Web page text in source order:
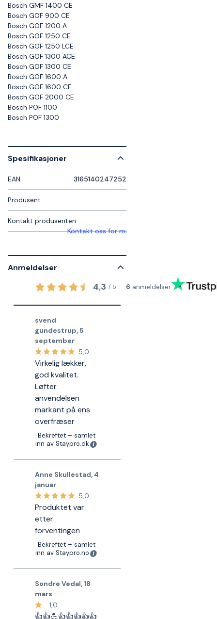
Bosch GMF 1400 CE
Bosch GOF 900 CE
Bosch GOF 1200 A
Bosch GOF 1250 CE
Bosch GOF 1250 LCE
Bosch GOF 1300 ACE
Bosch GOF 1300 CE
Bosch GOF 1600 A
Bosch GOF 1600 CE
Bosch GOF 2000 CE
Bosch POF 1100
Bosch POF 1300
Spesifikasjoner
EAN 3165140247252
Produsent
Kontakt produsenten
Kontakt oss for mer informasjon
Anmeldelser
4,3 / 5 6 anmeldelser
svend
gundestrup, 5
september
5,0
Virkelig lækker,
god kvalitet.
Løfter
anvendelsen
markant på ens
overfræser
Bekreftet – samlet
inn av Staypro.dk
Anne Skullestad, 4
januar
5,0
Produktet var
etter
forventingen
Bekreftet – samlet
inn av Staypro.no
Sondre Vedal,18
mars
1,0
👍👍💪👍👍👍👍👍